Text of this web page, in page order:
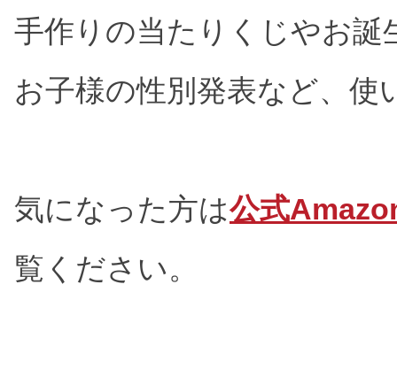
手作りの当たりくじやお
お子様の性別発表など、使
気になった方は公式
覧ください。